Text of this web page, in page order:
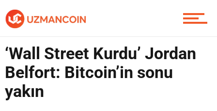
Soru Sor
‘Wall Street Kurdu’ Jordan
Belfort: Bitcoin’in sonu
yakın